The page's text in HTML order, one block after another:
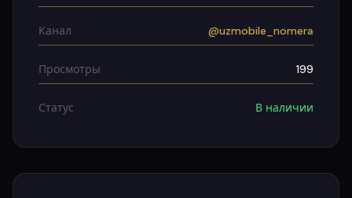
Канал @uzmobile_nomera
Просмотры 199
Статус В наличии